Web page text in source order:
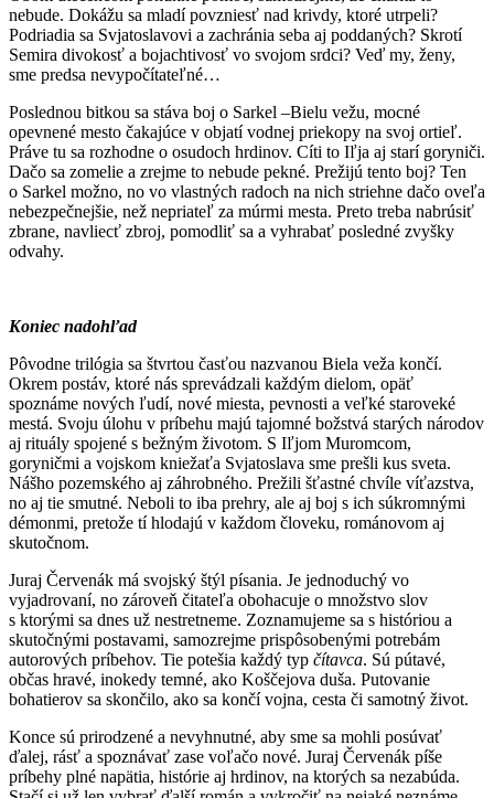
nebude. Dokážu sa mladí povzniesť nad krivdy, ktoré utrpeli?
Podriadia sa Svjatoslavovi a zachránia seba aj poddaných? Skrotí
Semira divokosť a bojachtivosť vo svojom srdci? Veď my, ženy,
sme predsa nevypočítateľné…
Poslednou bitkou sa stáva boj o Sarkel –Bielu vežu, mocné
opevnené mesto čakajúce v objatí vodnej priekopy na svoj ortieľ.
Práve tu sa rozhodne o osudoch hrdinov. Cíti to Iľja aj starí goryniči.
Dačo sa zomelie a zrejme to nebude pekné. Prežijú tento boj? Ten
o Sarkel možno, no vo vlastných radoch na nich striehne dačo oveľa
nebezpečnejšie, než nepriateľ za múrmi mesta. Preto treba nabrúsiť
zbrane, navliecť zbroj, pomodliť sa a vyhrabať posledné zvyšky
odvahy.
Koniec nadohľad
Pôvodne trilógia sa štvrtou časťou nazvanou Biela veža končí.
Okrem postáv, ktoré nás sprevádzali každým dielom, opäť
spoznáme nových ľudí, nové miesta, pevnosti a veľké staroveké
mestá. Svoju úlohu v príbehu majú tajomné božstvá starých národov
aj rituály spojené s bežným životom. S Iľjom Muromcom,
goryničmi a vojskom kniežaťa Svjatoslava sme prešli kus sveta.
Nášho pozemského aj záhrobného. Prežili šťastné chvíle víťazstva,
no aj tie smutné. Neboli to iba prehry, ale aj boj s ich súkromnými
démonmi, pretože tí hlodajú v každom človeku, románovom aj
skutočnom.
Juraj Červenák má svojský štýl písania. Je jednoduchý vo
vyjadrovaní, no zároveň čitateľa obohacuje o množstvo slov
s ktorými sa dnes už nestretneme. Zoznamujeme sa s históriou a
skutočnými postavami, samozrejme prispôsobenými potrebám
autorových príbehov. Tie potešia každý typ čítavca. Sú pútavé,
občas hravé, inokedy temné, ako Koščejova duša. Putovanie
bohatierov sa skončilo, ako sa končí vojna, cesta či samotný život.
Konce sú prirodzené a nevyhnutné, aby sme sa mohli posúvať
ďalej, rásť a spoznávať zase voľačo nové. Juraj Červenák píše
príbehy plné napätia, histórie aj hrdinov, na ktorých sa nezabúda.